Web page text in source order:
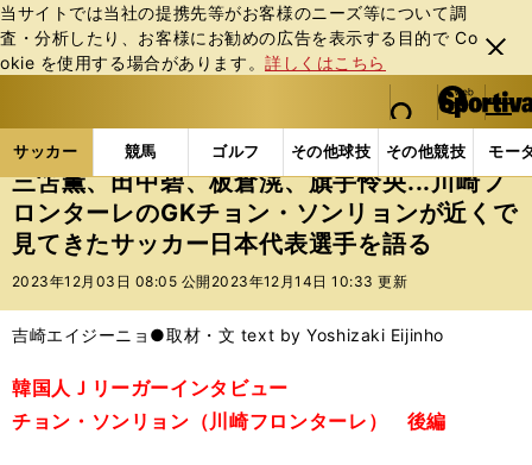
当サイトでは当社の提携先等がお客様のニーズ等について調
査・分析したり、お客様にお勧めの広告を表⽰する⽬的で Co
okie を使⽤する場合があります。詳しくはこちら
閉じ
る
web Sportiva (webスポルティーバ)
検索
マイペ
ー
ジ
メニュ
サッカー 競馬 ゴルフ その他球技 その他競技 モー
ス
ポ
ル
テ
ー
バ
サッカーの記事一覧 Jリーグ他 Jリーグ 三笘薫
三笘薫、田中碧、板倉滉、旗手怜央...川崎フ
ロンターレのGKチョン・ソンリョンが近くで
見てきたサッカー日本代表選手を語る
2023年12月03日 08:05 公開 2023年12月14日 10:33 更新
吉崎エイジーニョ●取材・文 text by Yoshizaki Eijinho
韓国人Ｊリーガーインタビュー
チョン・ソンリョン（川崎フロンターレ） 後編